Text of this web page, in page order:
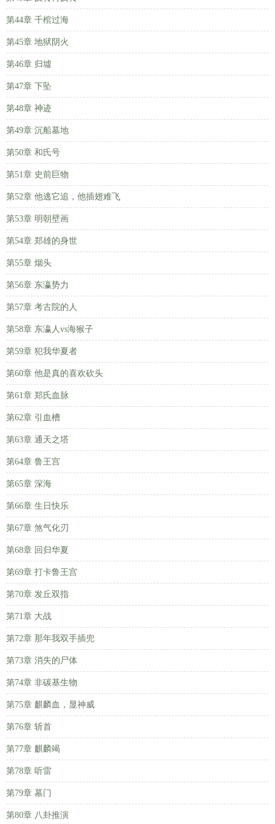
第44章 千棺过海
第45章 地狱阴火
第46章 归墟
第47章 下坠
第48章 神迹
第49章 沉船墓地
第50章 和氏号
第51章 史前巨物
第52章 他逃它追，他插翅难飞
第53章 明朝壁画
第54章 郑雄的身世
第55章 烟头
第56章 东瀛势力
第57章 考古院的人
第58章 东瀛人vs海猴子
第59章 犯我华夏者
第60章 他是真的喜欢砍头
第61章 郑氏血脉
第62章 引血槽
第63章 通天之塔
第64章 鲁王宫
第65章 深海
第66章 生日快乐
第67章 煞气化刃
第68章 回归华夏
第69章 打卡鲁王宫
第70章 发丘双指
第71章 大战
第72章 那年我双手插兜
第73章 消失的尸体
第74章 非碳基生物
第75章 麒麟血，显神威
第76章 斩首
第77章 麒麟竭
第78章 听雷
第79章 墓门
第80章 八卦推演